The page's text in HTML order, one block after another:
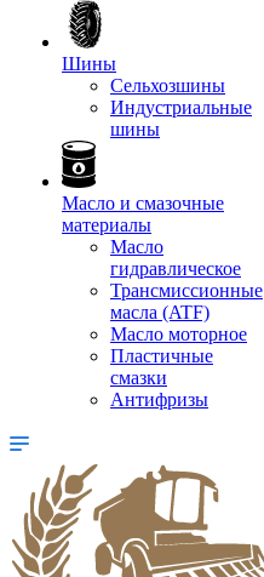
Шины
Сельхозшины
Индустриальные
шины
Масло и смазочные
материалы
Масло
гидравлическое
Трансмиссионные
масла (ATF)
Масло моторное
Пластичные
смазки
Антифризы